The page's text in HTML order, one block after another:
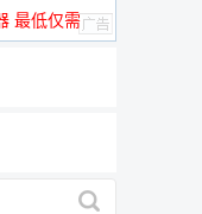
最低仅需